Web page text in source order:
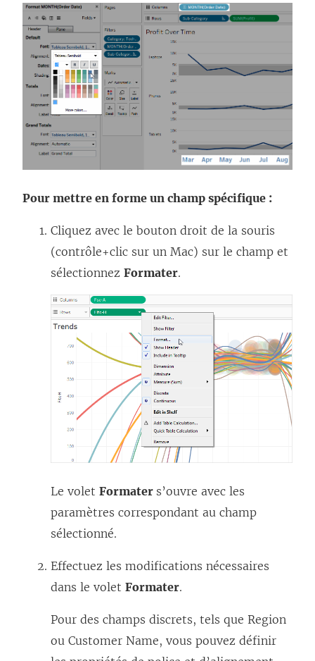
Pour mettre en forme un champ spécifique :
Cliquez avec le bouton droit de la souris
(contrôle+clic sur un Mac) sur le champ et
sélectionnez Formater.
Le volet Formater s’ouvre avec les
paramètres correspondant au champ
sélectionné.
Effectuez les modifications nécessaires
dans le volet Formater.
Pour des champs discrets, tels que Region
ou Customer Name, vous pouvez définir